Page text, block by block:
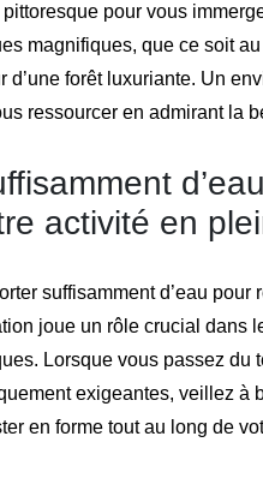
pour vous
magnifiques, que ce soit
forêt luxuriante. Un
ressourcer en admirant la
activité en
suffisamment d’eau
joue un rôle crucial dans
Lorsque vous passez du
exigeantes, veillez à
en forme tout au long de